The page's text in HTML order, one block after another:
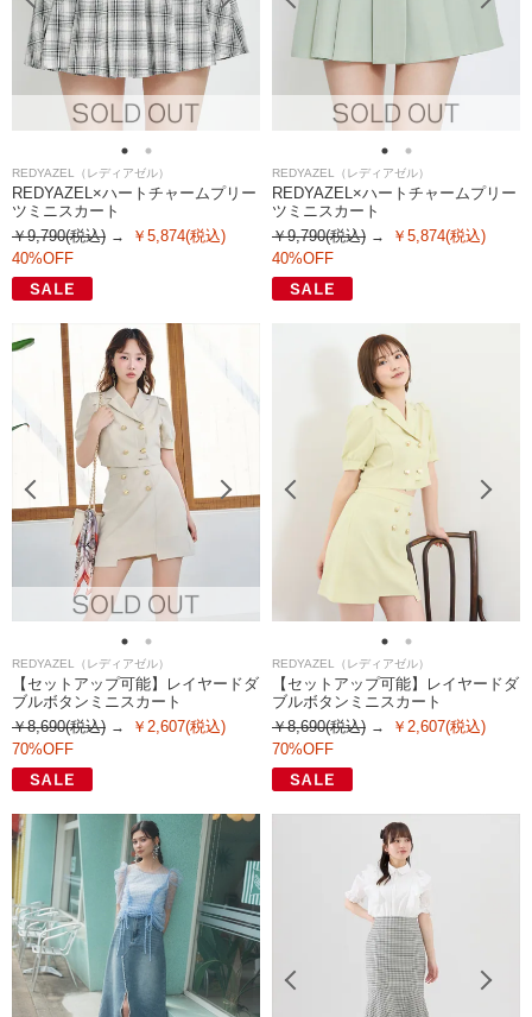
REDYAZEL（レディアゼル）
REDYAZEL×ハートチャームプリー
ツミニスカート
￥9,790(税込)
￥5,874(税込)
40%OFF
REDYAZEL（レディアゼル）
REDYAZEL×ハートチャームプリー
ツミニスカート
￥9,790(税込)
￥5,874(税込)
40%OFF
REDYAZEL（レディアゼル）
【セットアップ可能】レイヤードダ
ブルボタンミニスカート
￥8,690(税込)
￥2,607(税込)
70%OFF
REDYAZEL（レディアゼル）
【セットアップ可能】レイヤードダ
ブルボタンミニスカート
￥8,690(税込)
￥2,607(税込)
70%OFF